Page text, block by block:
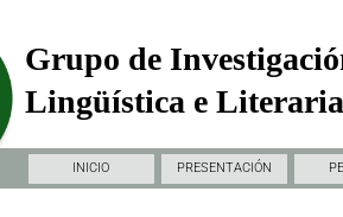
Grupo de
Lingüística e
INICIO PRESENTACIÓN